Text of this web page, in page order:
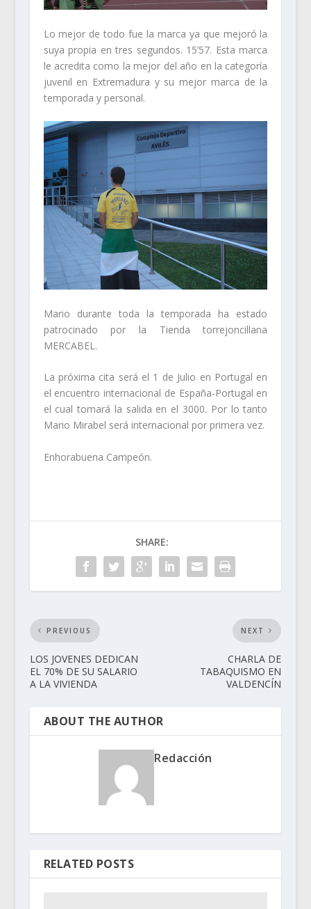
Lo mejor de todo fue la marca ya que mejoró la
suya propia en tres segundos. 15’57. Esta marca
le acredita como la mejor del año en la categoría
juvenil en Extremadura y su mejor marca de la
temporada y personal.
Mario durante toda la temporada ha estado
patrocinado por la Tienda torrejoncillana
MERCABEL.
La próxima cita será el 1 de Julio en Portugal en
el encuentro internacional de España-Portugal en
el cual tomará la salida en el 3000. Por lo tanto
Mario Mirabel será internacional por primera vez.
Enhorabuena Campeón.
SHARE:
PREVIOUS
LOS JOVENES DEDICAN
EL 70% DE SU SALARIO
A LA VIVIENDA
NEXT
CHARLA DE
TABAQUISMO EN
VALDENCÍN
ABOUT THE AUTHOR
Redacción
RELATED POSTS